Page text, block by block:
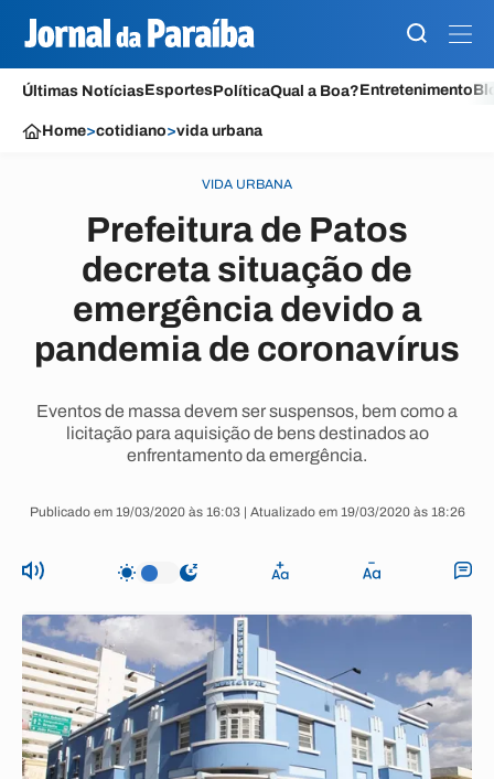
Últimas NotíciasEsportesPolíticaQual a Boa?Entretenimento
Home>cotidiano>vida urbana
VIDA URBANA
Prefeitura de Patos
decreta situação de
emergência devido a
pandemia de coronavírus
Eventos de massa devem ser suspensos, bem como a
licitação para aquisição de bens destinados ao
enfrentamento da emergência.
Publicado em 19/03/2020 às 16:03 | Atualizado em 19/03/2020 às 18:26